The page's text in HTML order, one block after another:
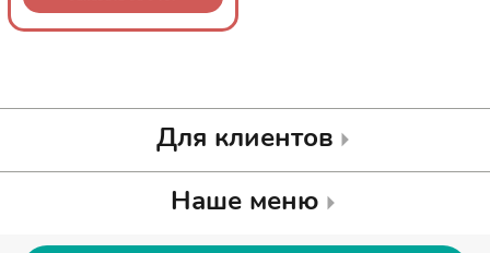
Для клиентов
Наше меню